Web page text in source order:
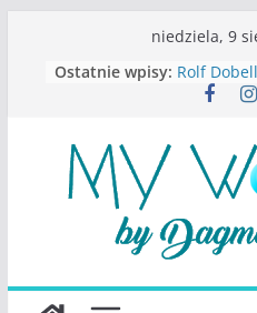
niedziela, 9
Ostatnie wpisy: Rolf
myślenia”
Judith
S.Wynn-